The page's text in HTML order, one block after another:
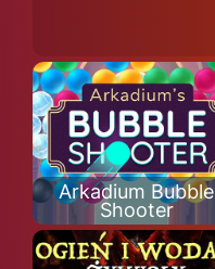
Arkadium Bubble
Shooter